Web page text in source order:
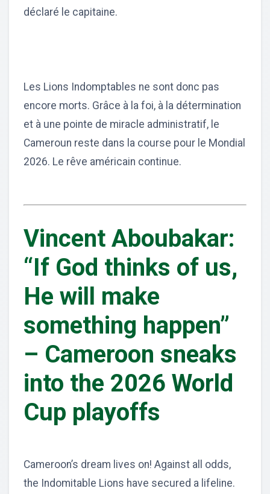
déclaré le capitaine.
Les Lions Indomptables ne sont donc pas
encore morts. Grâce à la foi, à la détermination
et à une pointe de miracle administratif, le
Cameroun reste dans la course pour le Mondial
2026. Le rêve américain continue.
Vincent Aboubakar:
“If God thinks of us,
He will make
something happen”
– Cameroon sneaks
into the 2026 World
Cup playoffs
Cameroon’s dream lives on! Against all odds,
the Indomitable Lions have secured a lifeline.